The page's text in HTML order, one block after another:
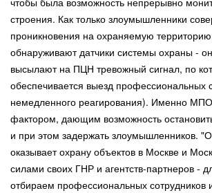
строения. Как только злоумышленники
проникновения на охраняемую
обнаруживают датчики системы охраны -
высылают на ПЦН тревожный сигнал, по
обеспечивается выезд профессиональных
немедленного реагирования). Именно МПО
фактором, дающим возможность
и при этом задержать злоумышленников.
оказывает охрану объектов в Москве и
силами своих ГНР и агентств-партнеров -
отбираем профессиональных сотрудников